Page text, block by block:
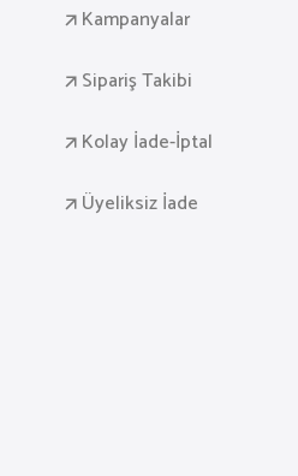
Kampanyalar
Sipariş Takibi
Kolay İade-İptal
Üyeliksiz İade